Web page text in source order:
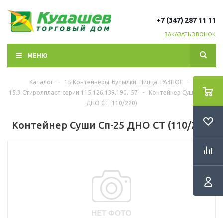
+7 (347) 287 11 11
ЗАКАЗАТЬ ЗВОНОК
МЕНЮ
Каталог - 15 Контейнеры. Бутылки. Пицца. РАЗНОЕ
-
15.3 Стиролпласт серии 115,126,139,190,"57
-
Контейнер Суши Сп-25
ДНО СТ (110/220)
Контейнер Суши Сп-25 ДНО СТ (110/220)